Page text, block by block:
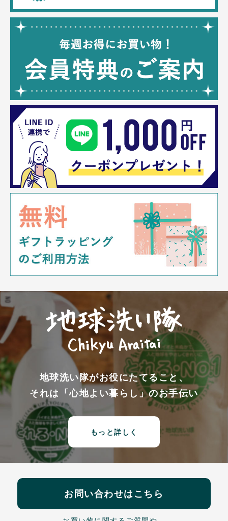
地球洗い隊がお役にたてること、
それは「心地よい暮らし」のお手伝い
もっと詳しく
お問い合わせはこちら